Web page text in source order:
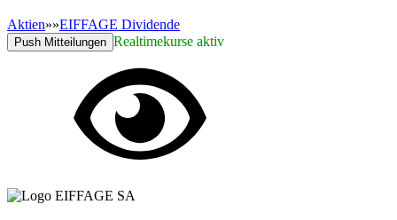
Aktien»»EIFFAGE Dividende
Push Mitteilungen Realtimekurse verbinden...